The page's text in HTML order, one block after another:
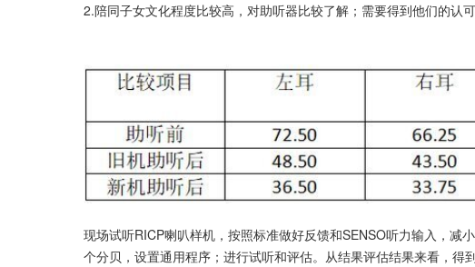
2.陪同子女文化程度比较高，对助听器比较了解；需要得到他们的认
现场试听RICP喇叭样机，按照标准做好反馈和SENSO听力输入，减
个分贝，设置通用程序；进行试听和评估。从结果评估结果来看，